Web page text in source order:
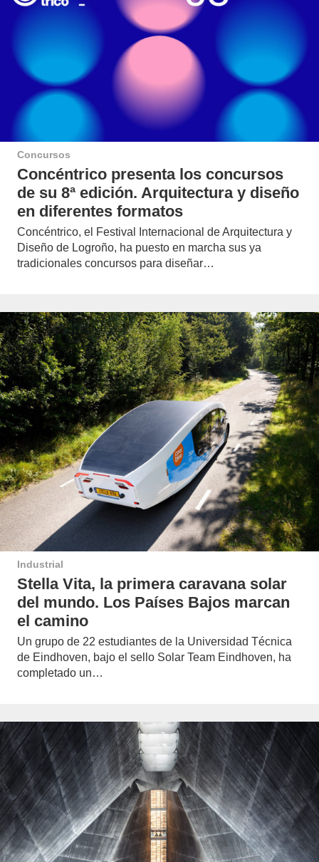
Concursos
Concéntrico presenta los concursos
de su 8ª edición. Arquitectura y diseño
en diferentes formatos
Concéntrico, el Festival Internacional de Arquitectura y
Diseño de Logroño, ha puesto en marcha sus ya
tradicionales concursos para diseñar…
Industrial
Stella Vita, la primera caravana solar
del mundo. Los Países Bajos marcan
el camino
Un grupo de 22 estudiantes de la Universidad Técnica
de Eindhoven, bajo el sello Solar Team Eindhoven, ha
completado un…